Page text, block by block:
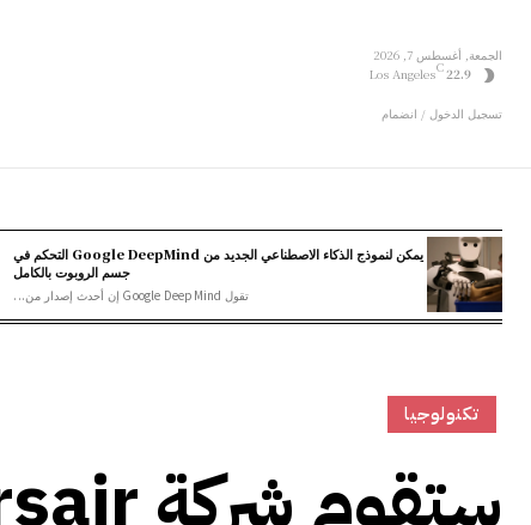
الجمعة, أغسطس 7, 2026
22.9
C
Los Angeles
تسجيل الدخول / انضمام
يمكن لنموذج الذكاء الاصطناعي الجديد من Google DeepMind التحكم في
جسم الروبوت بالكامل
تقول Google DeepMind إن أحدث إصدار من...
تكنولوجيا